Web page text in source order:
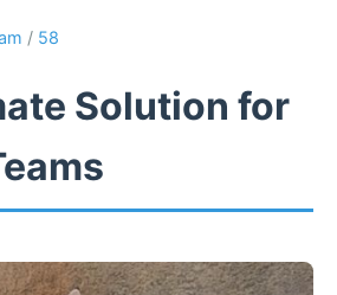
/ 58
Solution for